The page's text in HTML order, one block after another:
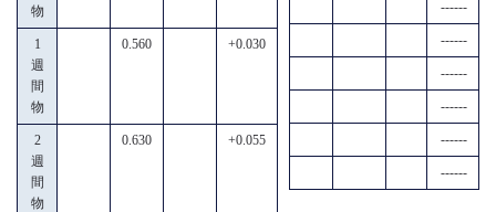
物
1
週
間
物
0.560 +0.030
2
週
間
物
0.630 +0.055
------
------
------
------
------
------